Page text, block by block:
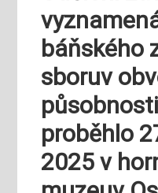
báňského
sboruv
proběhlo
2025 v